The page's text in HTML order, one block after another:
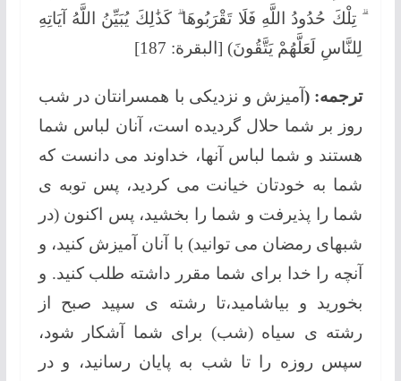
ۗ تِلْكَ حُدُودُ اللَّهِ فَلَا تَقْرَبُوهَا ۗ كَذَٰلِكَ يُبَيِّنُ اللَّهُ آيَاتِهِ
لِلنَّاسِ لَعَلَّهُمْ يَتَّقُونَ) [البقرة: 187]
ترجمه: ( آمیزش و نزدیکی با همسرانتان در شب
روز بر شما حلال گردیده است، آنان لباس شما
هستند و شما لباس آنها، خداوند می دانست که
شما به خودتان خیانت می کردید، پس توبه ی
شما را پذیرفت و شما را بخشید، پس اکنون (در
شبهای رمضان می توانید) با آنان آمیزش کنید، و
آنچه را خدا برای شما مقرر داشته طلب کنید. و
بخورید و بیاشامید،تا رشته ی سپید صبح از
رشته ی سیاه (شب) برای شما آشکار شود،
سپس روزه را تا شب به پایان رسانید، و در